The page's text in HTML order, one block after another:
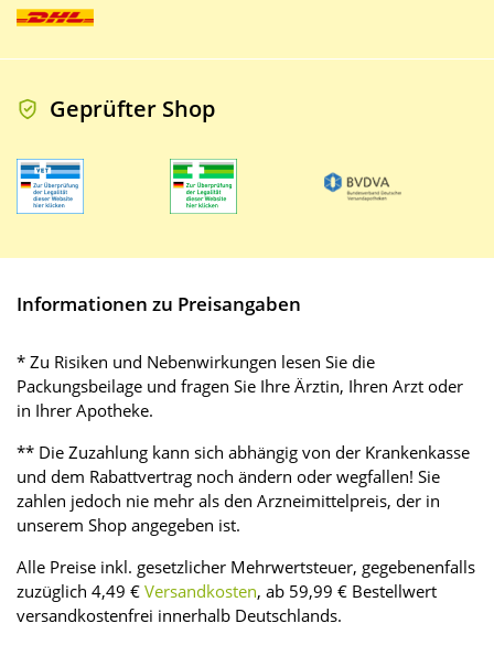
Geprüfter Shop
Informationen zu Preisangaben
* Zu Risiken und Nebenwirkungen lesen Sie die
Packungsbeilage und fragen Sie Ihre Ärztin, Ihren Arzt oder
in Ihrer Apotheke.
** Die Zuzahlung kann sich abhängig von der Krankenkasse
und dem Rabattvertrag noch ändern oder wegfallen! Sie
zahlen jedoch nie mehr als den Arzneimittelpreis, der in
unserem Shop angegeben ist.
Alle Preise inkl. gesetzlicher Mehrwertsteuer, gegebenenfalls
zuzüglich 4,49 € Versandkosten, ab 59,99 € Bestellwert
versandkostenfrei innerhalb Deutschlands.